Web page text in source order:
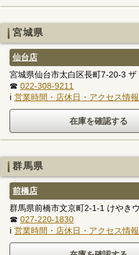
宮城県
仙台店
宮城県仙台市太白区長町7-20-3
☎ 022-308-9211
ℹ 営業時間・店休日・アクセス情
群馬県
前橋店
群馬県前橋市文京町2-1-1 けやき
☎ 027-220-1830
ℹ 営業時間・店休日・アクセス情